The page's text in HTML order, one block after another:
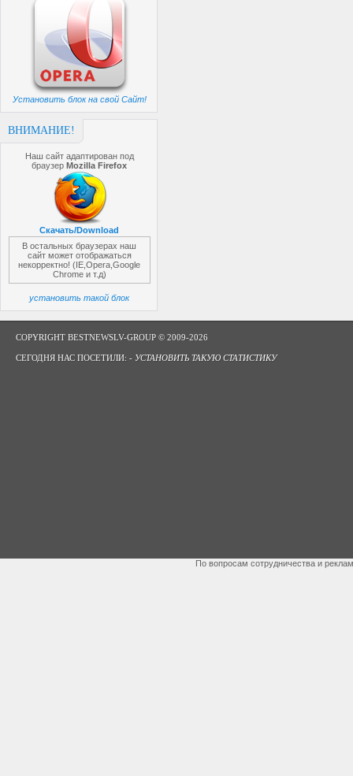
Установить блок на свой Сайт!
ВНИМАНИЕ!
Наш сайт адаптирован под
браузерMozilla Firefox
Скачать/Download
В остальных браузерах наш
сайт может отображаться
некорректно! (IE,Opera,Google
Chrome и т.д)
установить такой блок
COPYRIGHT BESTNEWSLV-GROUP © 2009-2026
СЕГОДНЯ НАС ПОСЕТИЛИ: - УСТАНОВИТЬ ТАКУЮ СТАТИСТИКУ
По вопросам сотрудничества и